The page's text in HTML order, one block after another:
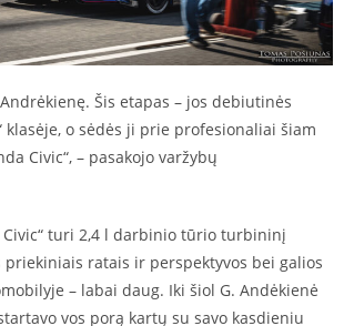
Šis etapas – jos debiutinės
klasėje, o sėdės ji prie profesionaliai šiam
Civic“, – pasakojo varžybų
Civic“ turi 2,4 l darbinio tūrio turbininį
priekiniais ratais ir perspektyvos bei galios
– labai daug. Iki šiol G. Andėkienė
vos porą kartų su savo kasdieniu